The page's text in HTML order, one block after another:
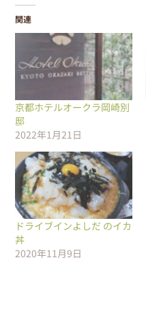
関連
京都ホテルオークラ岡崎別
邸
2022年1月21日
ドライブインよしだ のイカ
丼
2020年11月9日